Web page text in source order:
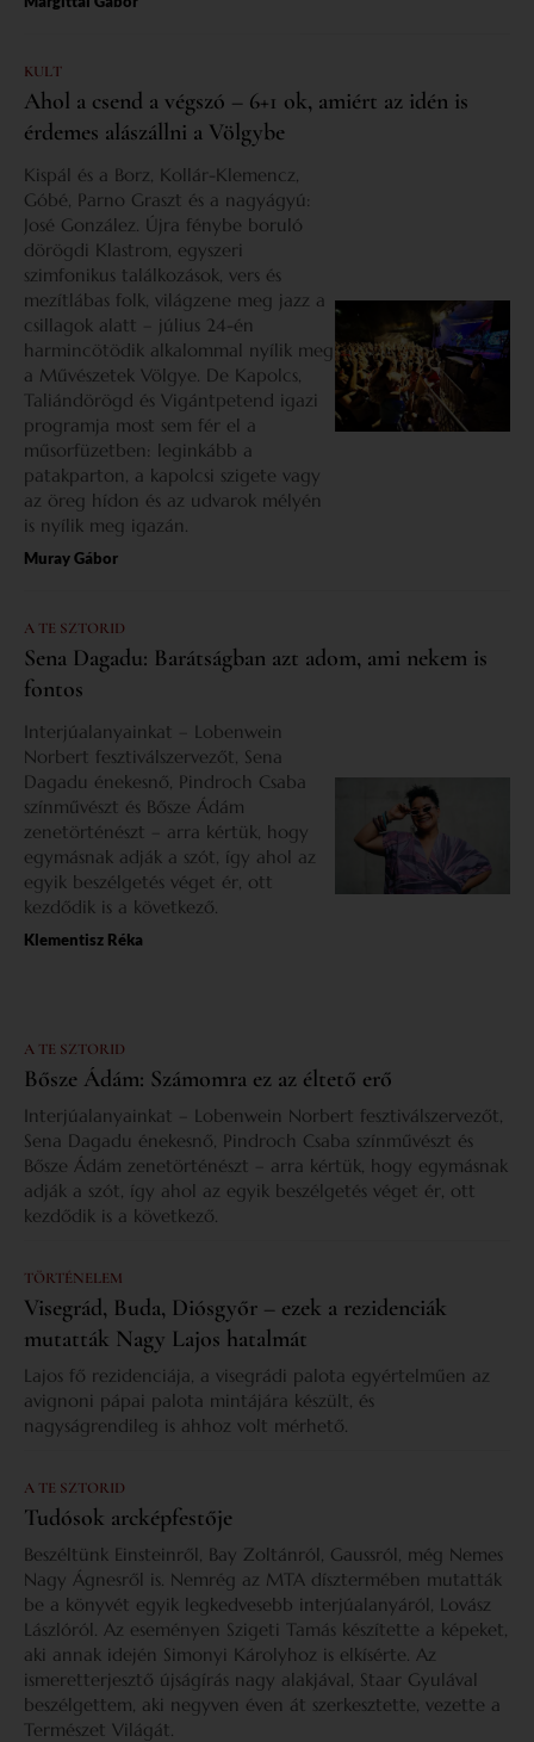
KULT
Ahol a csend a végszó – 6+1 ok, amiért az idén is
érdemes alászállni a Völgybe
Kispál és a Borz, Kollár-Klemencz,
Góbé, Parno Graszt és a nagyágyú:
José González. Újra fénybe boruló
dörögdi Klastrom, egyszeri
szimfonikus találkozások, vers és
mezítlábas folk, világzene meg jazz a
csillagok alatt – július 24-én
harmincötödik alkalommal nyílik meg
a Művészetek Völgye. De Kapolcs,
Taliándörögd és Vigántpetend igazi
programja most sem fér el a
műsorfüzetben: leginkább a
patakparton, a kapolcsi szigete vagy
az öreg hídon és az udvarok mélyén
is nyílik meg igazán.
Muray Gábor
A TE SZTORID
Sena Dagadu: Barátságban azt adom, ami nekem is
fontos
Interjúalanyainkat – Lobenwein
Norbert fesztiválszervezőt, Sena
Dagadu énekesnő, Pindroch Csaba
színművészt és Bősze Ádám
zenetörténészt – arra kértük, hogy
egymásnak adják a szót, így ahol az
egyik beszélgetés véget ér, ott
kezdődik is a következő.
Klementisz Réka
A TE SZTORID
Bősze Ádám: Számomra ez az éltető erő
Interjúalanyainkat – Lobenwein Norbert fesztiválszervezőt,
Sena Dagadu énekesnő, Pindroch Csaba színművészt és
Bősze Ádám zenetörténészt – arra kértük, hogy egymásnak
adják a szót, így ahol az egyik beszélgetés véget ér, ott
kezdődik is a következő.
TÖRTÉNELEM
Visegrád, Buda, Diósgyőr – ezek a rezidenciák
mutatták Nagy Lajos hatalmát
Lajos fő rezidenciája, a visegrádi palota egyértelműen az
avignoni pápai palota mintájára készült, és
nagyságrendileg is ahhoz volt mérhető.
A TE SZTORID
Tudósok arcképfestője
Beszéltünk Einsteinről, Bay Zoltánról, Gaussról, még Nemes
Nagy Ágnesről is. Nemrég az MTA dísztermében mutatták
be a könyvét egyik legkedvesebb interjúalanyáról, Lovász
Lászlóról. Az eseményen Szigeti Tamás készítette a képeket,
aki annak idején Simonyi Károlyhoz is elkísérte. Az
ismeretterjesztő újságírás nagy alakjával, Staar Gyulával
beszélgettem, aki negyven éven át szerkesztette, vezette a
Természet Világát.